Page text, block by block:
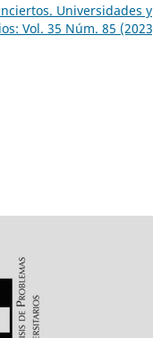
Universidades y
Vol. 35 Núm. 85